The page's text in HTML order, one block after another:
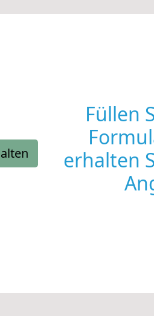
Füllen
erhalten